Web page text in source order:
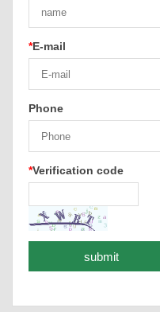
*E-mail
Phone
*Verification code